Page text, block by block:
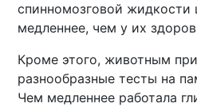
спинномозговой жидкости
медленнее, чем у их
Кроме этого, животным
разнообразные тесты на
Чем медленнее работала